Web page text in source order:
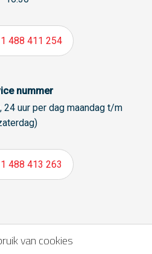
488 411 254
nummer
24 uur per dag maandag t/m
488 413 263
ons ook op
van cookies